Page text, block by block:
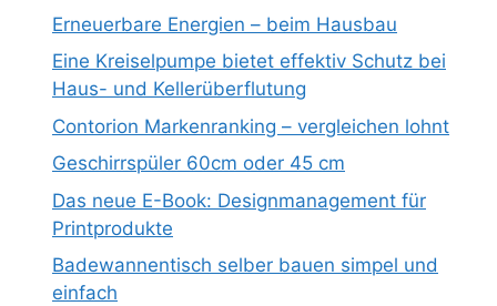
Erneuerbare Energien – beim Hausbau
Eine Kreiselpumpe bietet effektiv Schutz bei
Haus- und Kellerüberflutung
Contorion Markenranking – vergleichen lohnt
Geschirrspüler 60cm oder 45 cm
Das neue E-Book: Designmanagement für
Printprodukte
Badewannentisch selber bauen simpel und
einfach